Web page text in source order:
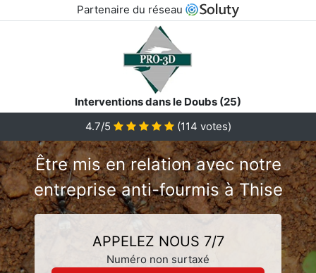
Partenaire du réseau
Interventions dans le Doubs (25)
4.7/5
(114 votes)
Être mis en relation avec notre
entreprise anti-fourmis à Thise
APPELEZ NOUS 7/7
Numéro non surtaxé